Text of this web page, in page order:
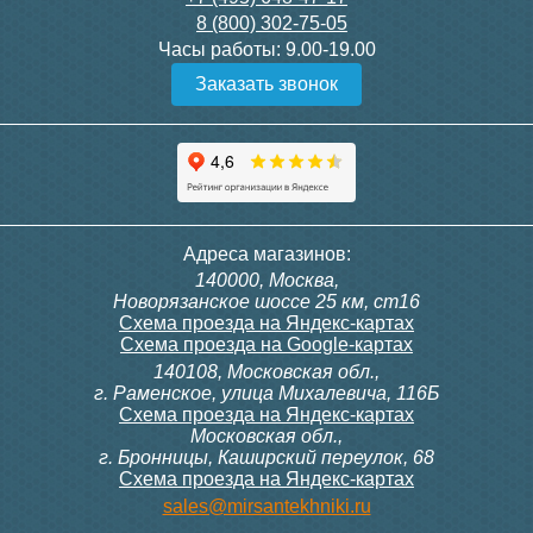
Конвектор ITT.080.200.1300
с решеткой GRILL.SGW-20-
Конвектор ITT.080.200.1000
с решеткой GRILL.SGW-20-
Конвектор ITT.080.200.1000
с решеткой GRILL.SGW-20-
Конвектор ITT.080.200.900 с
решеткой GRILL.SGA-20-
Подробнее Подробнее
300, 230В (врезной - квадр.
9 700
Siemens IRA 211
3 600
8 (800) 302-75-05
Часы работы: 9.00-19.00
Заказать звонок
Адреса магазинов:
140000, Москва,
Новорязанское шоссе 25 км, ст16
Схема проезда на Яндекс-картах
Схема проезда на Google-картах
140108, Московская обл.,
г. Раменское, улица Михалевича, 116Б
Схема проезда на Яндекс-картах
Московская обл.,
г. Бронницы, Каширский переулок, 68
Схема проезда на Яндекс-картах
sales@mirsantekhniki.ru